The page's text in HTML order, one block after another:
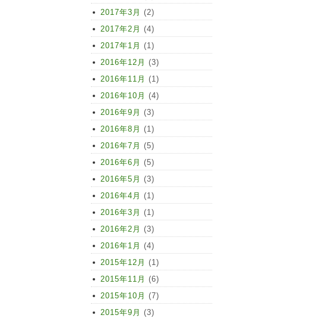
2017年3月 (2)
2017年2月 (4)
2017年1月 (1)
2016年12月 (3)
2016年11月 (1)
2016年10月 (4)
2016年9月 (3)
2016年8月 (1)
2016年7月 (5)
2016年6月 (5)
2016年5月 (3)
2016年4月 (1)
2016年3月 (1)
2016年2月 (3)
2016年1月 (4)
2015年12月 (1)
2015年11月 (6)
2015年10月 (7)
2015年9月 (3)